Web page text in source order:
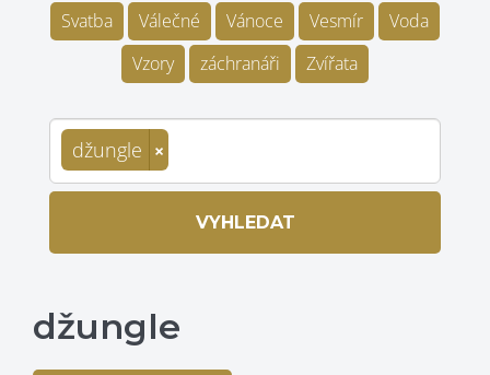
Svatba
Válečné Vánoce Vesmír
Voda
Vzory
záchranáři Zvířata
džungle ×
VYHLEDAT
džungle